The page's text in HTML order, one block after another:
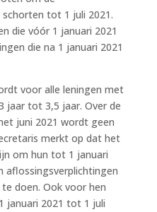
tot 1 juli 2021.
die vóór 1 januari 2021
die na 1 januari 2021
voor alle leningen met
jaar tot 3,5 jaar. Over de
juni 2021 wordt geen
merkt op dat het
om hun tot 1 januari
aflossingsverplichtingen
doen. Ook voor hen
januari 2021 tot 1 juli